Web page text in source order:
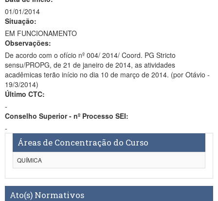
01/01/2014
Situação:
EM FUNCIONAMENTO
Observações:
De acordo com o ofício nº 004/ 2014/ Coord. PG Stricto
sensu/PROPG, de 21 de janeiro de 2014, as atividades
acadêmicas terão início no dia 10 de março de 2014. (por Otávio -
19/3/2014)
Último CTC:
-
Conselho Superior - nº Processo SEI:
-
Áreas de Concentração do Curso
QUÍMICA
Ato(s) Normativos